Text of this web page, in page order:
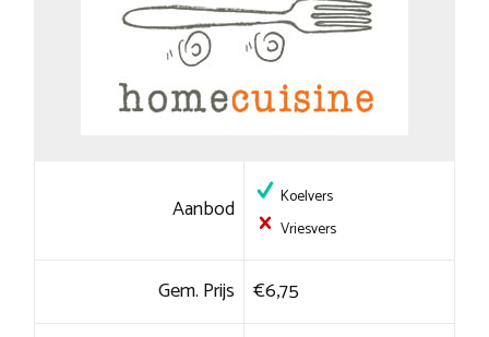
Aanbod
Koelvers
Vriesvers
Gem. Prijs €6,75